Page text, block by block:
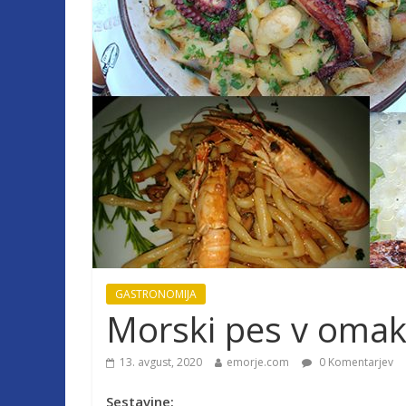
GASTRONOMIJA
Morski pes v
13. avgust, 2020 emorje.com 0 Komentarjev
Sestavine: